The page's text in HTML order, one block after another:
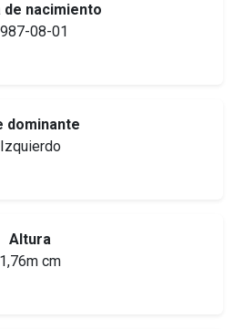
de nacimiento
08-01
dominante
Izquierdo
Altura
1,76m cm